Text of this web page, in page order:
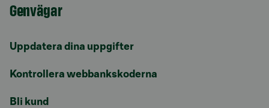
Genvägar
Uppdatera dina uppgifter
Kontrollera webbankskoderna
Bli kund